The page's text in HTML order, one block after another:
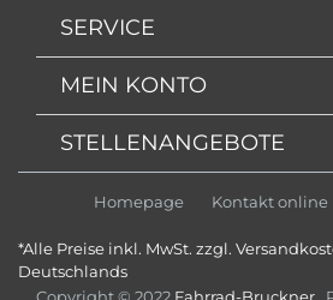
SERVICE
MEIN KONTO
STELLENANGEBOTE
Homepage Kontakt online
*Alle Preise inkl. MwSt. zzgl.
Deutschlands
Copyright © 2022 Fahrrad-Bruckner